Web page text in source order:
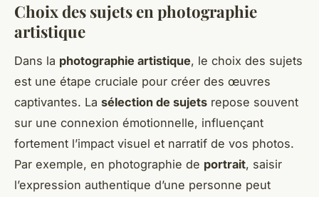
Choix des sujets en photographie
artistique
Dans la photographie artistique, le choix des sujets
est une étape cruciale pour créer des œuvres
captivantes. La sélection de sujets repose souvent
sur une connexion émotionnelle, influençant
fortement l’impact visuel et narratif de vos photos.
Par exemple, en photographie de portrait, saisir
l’expression authentique d’une personne peut